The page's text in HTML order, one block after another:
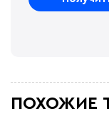
ПОХОЖИЕ